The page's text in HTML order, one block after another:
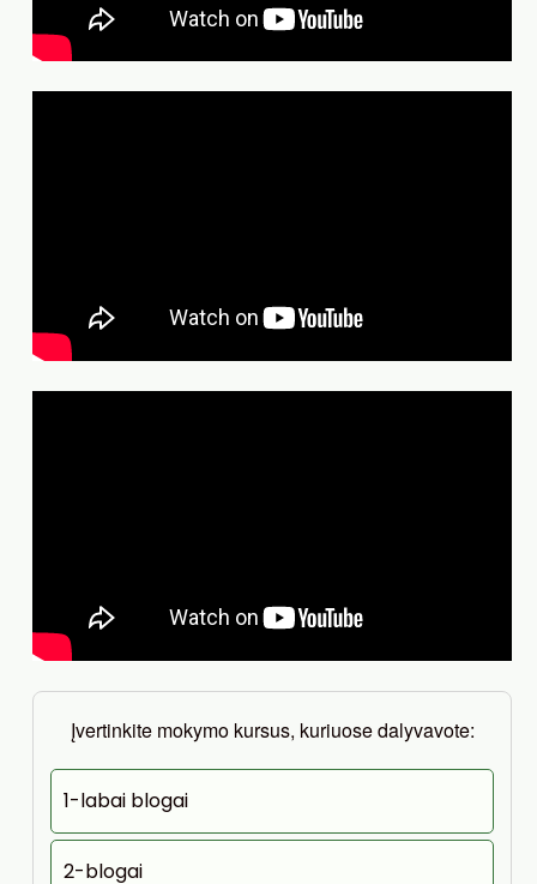
Įvertinkite mokymo kursus, kuriuose dalyvavote:
1-labai blogai
2-blogai